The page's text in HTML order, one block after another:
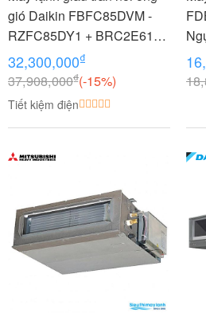
gió Daikin FBFC85DVM -
RZFC85DY1 + BRC2E61
3.5 HP (3.5 Ngựa) Inverter -
3 pha
32,300,000₫
37,908,000₫(-15%)
Tiết kiệm điện